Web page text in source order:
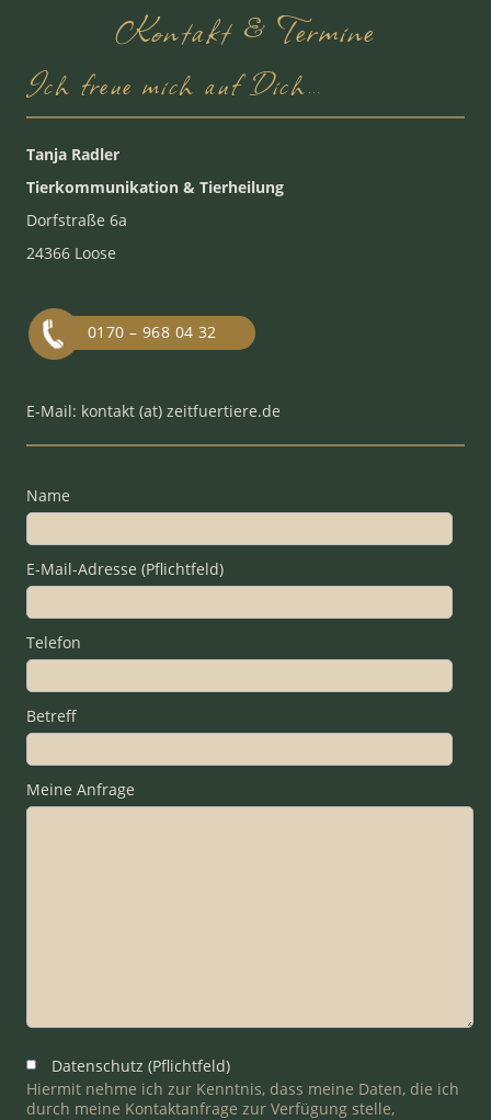
Kontakt & Termine
Ich freue mich auf Dich…
Tanja Radler
Tierkommunikation & Tierheilung
Dorfstraße 6a
24366 Loose
0170 – 968 04 32
E-Mail: kontakt (at) zeitfuertiere.de
Name
E-Mail-Adresse (Pflichtfeld)
Telefon
Betreff
Meine Anfrage
Datenschutz (Pflichtfeld)
Hiermit nehme ich zur Kenntnis, dass meine Daten, die ich
durch meine Kontaktanfrage zur Verfügung stelle,